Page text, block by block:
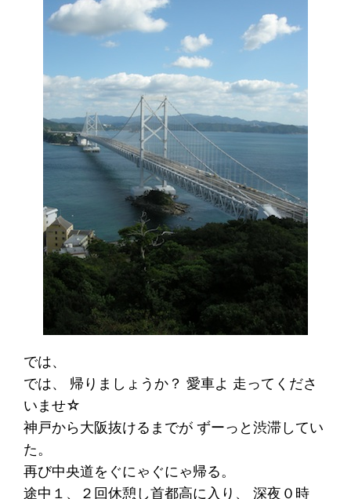
では、
では、 帰りましょうか？ 愛車よ 走ってくださ
いませ☆
神戸から大阪抜けるまでが ずーっと渋滞してい
た。
再び中央道をぐにゃぐにゃ帰る。
途中１、２回休憩し首都高に入り、 深夜０時